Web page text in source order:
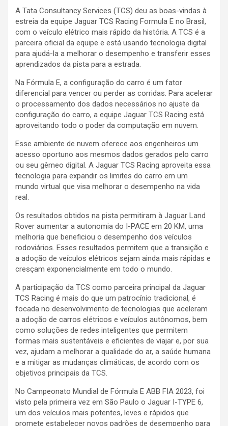
A Tata Consultancy Services (TCS) deu as boas-vindas à
estreia da equipe Jaguar TCS Racing Formula E no Brasil,
com o veículo elétrico mais rápido da história. A TCS é a
parceira oficial da equipe e está usando tecnologia digital
para ajudá-la a melhorar o desempenho e transferir esses
aprendizados da pista para a estrada.
Na Fórmula E, a configuração do carro é um fator
diferencial para vencer ou perder as corridas. Para acelerar
o processamento dos dados necessários no ajuste da
configuração do carro, a equipe Jaguar TCS Racing está
aproveitando todo o poder da computação em nuvem.
Esse ambiente de nuvem oferece aos engenheiros um
acesso oportuno aos mesmos dados gerados pelo carro
ou seu gêmeo digital. A Jaguar TCS Racing aproveita essa
tecnologia para expandir os limites do carro em um
mundo virtual que visa melhorar o desempenho na vida
real.
Os resultados obtidos na pista permitiram à Jaguar Land
Rover aumentar a autonomia do I-PACE em 20 KM, uma
melhoria que beneficiou o desempenho dos veículos
rodoviários. Esses resultados permitem que a transição e
a adoção de veículos elétricos sejam ainda mais rápidas e
cresçam exponencialmente em todo o mundo.
A participação da TCS como parceira principal da Jaguar
TCS Racing é mais do que um patrocínio tradicional, é
focada no desenvolvimento de tecnologias que aceleram
a adoção de carros elétricos e veículos autônomos, bem
como soluções de redes inteligentes que permitem
formas mais sustentáveis e eficientes de viajar e, por sua
vez, ajudam a melhorar a qualidade do ar, a saúde humana
e a mitigar as mudanças climáticas, de acordo com os
objetivos principais da TCS.
No Campeonato Mundial de Fórmula E ABB FIA 2023, foi
visto pela primeira vez em São Paulo o Jaguar I-TYPE 6,
um dos veículos mais potentes, leves e rápidos que
promete estabelecer novos padrões de desempenho para